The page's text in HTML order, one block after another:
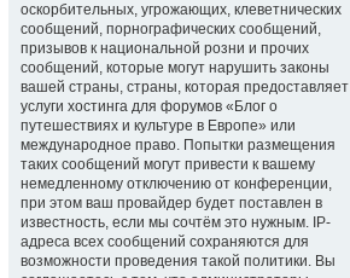
оскорбительных, угрожающих, клеветнических
сообщений, порнографических сообщений,
призывов к национальной розни и прочих
сообщений, которые могут нарушить законы
вашей страны, страны, которая предоставляет
услуги хостинга для форумов «Блог о
путешествиях и культуре в Европе» или
международное право. Попытки размещения
таких сообщений могут привести к вашему
немедленному отключению от конференции,
при этом ваш провайдер будет поставлен в
известность, если мы сочтём это нужным. IP-
адреса всех сообщений сохраняются для
возможности проведения такой политики. Вы